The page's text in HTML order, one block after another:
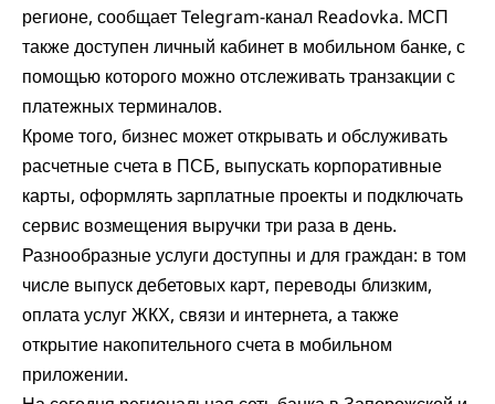
регионе, сообщает Telegram-канал Readovka. МСП
также доступен личный кабинет в мобильном банке, с
помощью которого можно отслеживать транзакции с
платежных терминалов.
Кроме того, бизнес может открывать и обслуживать
расчетные счета в ПСБ, выпускать корпоративные
карты, оформлять зарплатные проекты и подключать
сервис возмещения выручки три раза в день.
Разнообразные услуги доступны и для граждан: в том
числе выпуск дебетовых карт, переводы близким,
оплата услуг ЖКХ, связи и интернета, а также
открытие накопительного счета в мобильном
приложении.